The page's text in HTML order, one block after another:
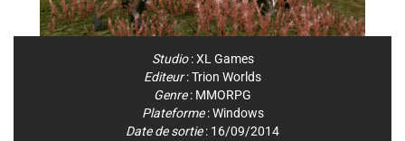
Studio:XL Games
Editeur:Trion Worlds
Genre: MMORPG
Plateforme:Windows
Date de sortie: 16/09/2014